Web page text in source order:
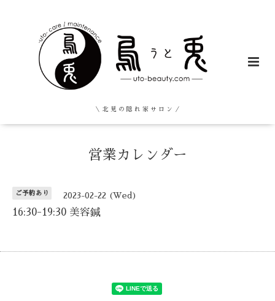
＼ 北 見 の 隠 れ 家 サ ロ ン ／
営業カレンダー
ご予約あり 2023-02-22 (Wed)
16:30-19:30 美容鍼